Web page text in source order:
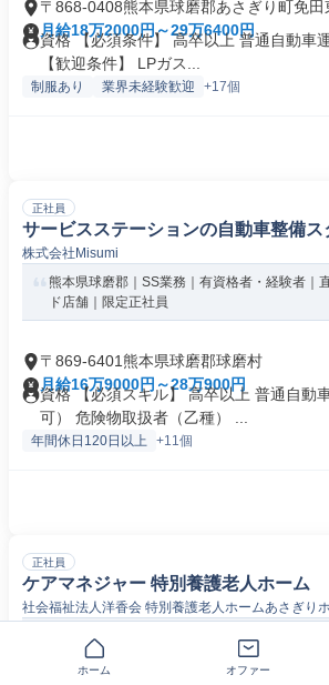
〒868-0408熊本県球磨郡あさぎり町免田
月給18万2000円～29万6400円
資格 【必須条件】 高卒以上 普通自動車
【歓迎条件】 LPガス...
制服あり 業界未経験歓迎 +17個
正社員
サービスステーションの自動車整備ス
株式会社Misumi
熊本県球磨郡｜SS業務｜有資格者・経験者｜
ド店舗｜限定正社員
〒869-6401熊本県球磨郡球磨村
月給16万9000円～28万900円
資格 【必須スキル】 高卒以上 普通自動
可） 危険物取扱者（乙種） ...
年間休日120日以上 +11個
正社員
ケアマネジャー 特別養護老人ホーム
社会福祉法人洋香会 特別養護老人ホームあさぎり
＜車通勤可＞特別養護老人ホームにてケアマ
＠球磨郡あさぎり町
ホーム オファー